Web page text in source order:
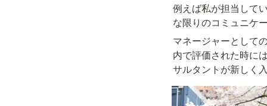
例えば私が担当して
な限りのコミュニケ
マネージャーとして
内で評価された時に
サルタントが新しく